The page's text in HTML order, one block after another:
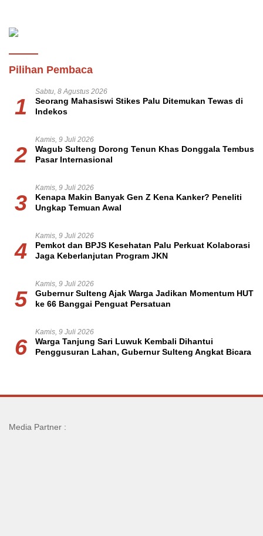
Pilihan Pembaca
1
Sabtu, 8 Agustus 2026
Seorang Mahasiswi Stikes Palu Ditemukan Tewas di
Indekos
2
Kamis, 9 Juli 2026
Wagub Sulteng Dorong Tenun Khas Donggala Tembus
Pasar Internasional
3
Kamis, 9 Juli 2026
Kenapa Makin Banyak Gen Z Kena Kanker? Peneliti
Ungkap Temuan Awal
4
Kamis, 9 Juli 2026
Pemkot dan BPJS Kesehatan Palu Perkuat Kolaborasi
Jaga Keberlanjutan Program JKN
5
Kamis, 9 Juli 2026
Gubernur Sulteng Ajak Warga Jadikan Momentum HUT
ke 66 Banggai Penguat Persatuan
6
Kamis, 9 Juli 2026
Warga Tanjung Sari Luwuk Kembali Dihantui
Penggusuran Lahan, Gubernur Sulteng Angkat Bicara
Media Partner :